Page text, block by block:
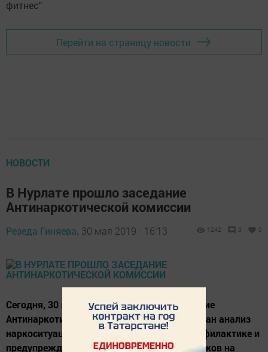
Перейти на страницу новости
НОВОСТИ
В Нурлате прошло заседание
Антинаркотической комиссии
Резеда Гиняева, 30 мая 2019 - 16:13 1242 0 0
Сегодня, 30 мая, в Нурлате прошло заседание
Антинаркотической комиссии, где был сделан анализ
наркоситуации, меры принимаемые по профилактике и
предупреждению распространения наркотиков на